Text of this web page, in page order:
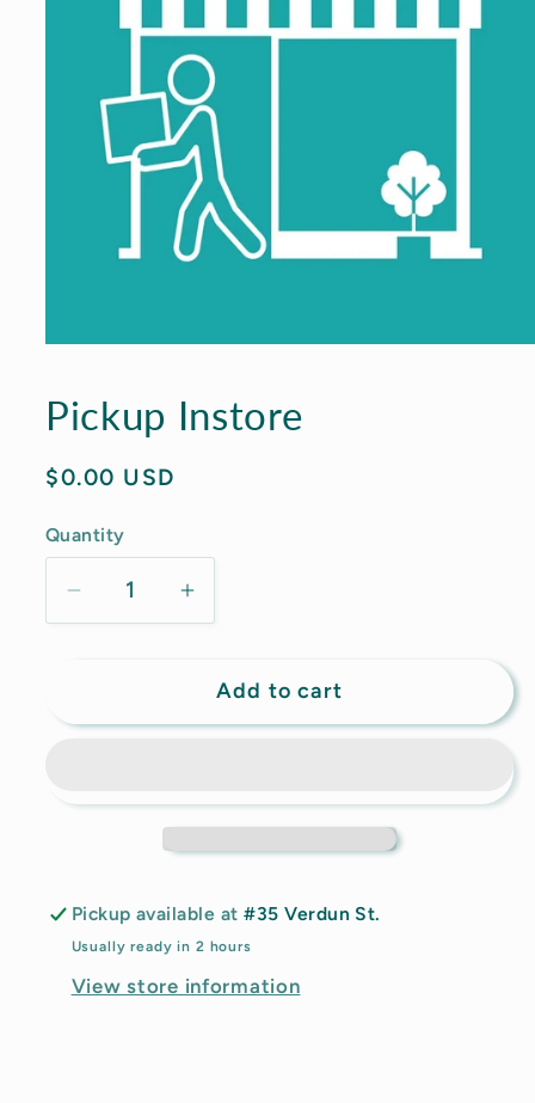
in
modal
Pickup Instore
Regular
$0.00 USD
Quantity
Decrease
Instore
Increase
Pickup
Instore
Add to cart
Pickup available at#35 Verdun St.
Usually ready in 2 hours
View store information